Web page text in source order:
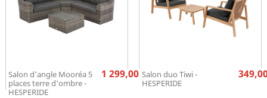
Salon d'angle Mooréa 5
places terre d'ombre -
HESPERIDE
Prix
1 299,00 €Salon duo Tiwi -
HESPERIDE